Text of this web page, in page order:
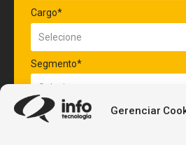
Gerenciar
Cargo*
Segmento*
Quantidade de veículos da frota*